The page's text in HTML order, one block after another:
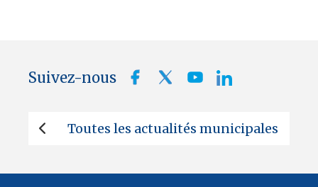
Suivez-nous
Toutes les actualités municipales